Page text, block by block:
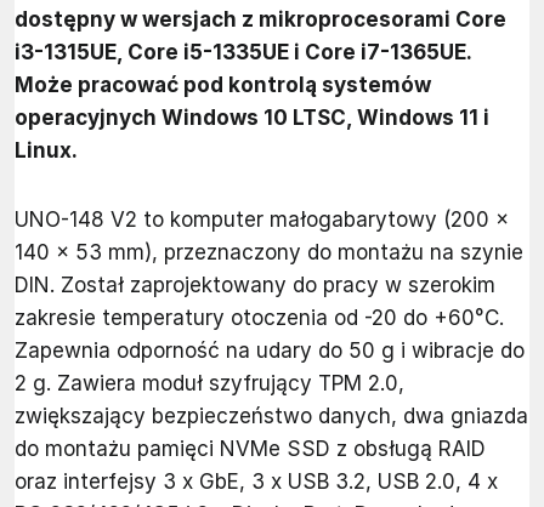
dostępny w wersjach z mikroprocesorami Core
i3-1315UE, Core i5-1335UE i Core i7-1365UE.
Może pracować pod kontrolą systemów
operacyjnych Windows 10 LTSC, Windows 11 i
Linux.
UNO-148 V2 to komputer małogabarytowy (200 x
140 x 53 mm), przeznaczony do montażu na szynie
DIN. Został zaprojektowany do pracy w szerokim
zakresie temperatury otoczenia od -20 do +60°C.
Zapewnia odporność na udary do 50 g i wibracje do
2 g. Zawiera moduł szyfrujący TPM 2.0,
zwiększający bezpieczeństwo danych, dwa gniazda
do montażu pamięci NVMe SSD z obsługą RAID
oraz interfejsy 3 x GbE, 3 x USB 3.2, USB 2.0, 4 x